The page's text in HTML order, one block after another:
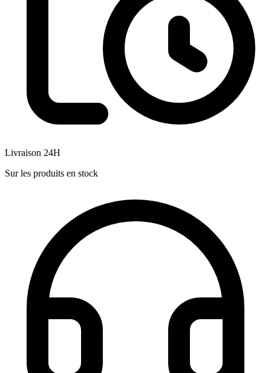
Livraison 24H
Sur les produits en stock